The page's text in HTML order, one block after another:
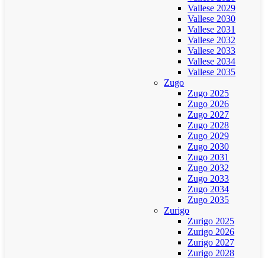
Vallese 2029
Vallese 2030
Vallese 2031
Vallese 2032
Vallese 2033
Vallese 2034
Vallese 2035
Zugo
Zugo 2025
Zugo 2026
Zugo 2027
Zugo 2028
Zugo 2029
Zugo 2030
Zugo 2031
Zugo 2032
Zugo 2033
Zugo 2034
Zugo 2035
Zurigo
Zurigo 2025
Zurigo 2026
Zurigo 2027
Zurigo 2028